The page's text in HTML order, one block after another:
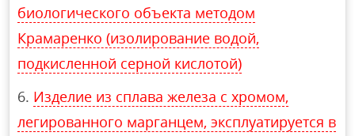
биологического объекта методом
Крамаренко (изолирование водой,
подкисленной серной кислотой)
Изделие из сплава железа с хромом,
легированного марганцем, эксплуатируется в